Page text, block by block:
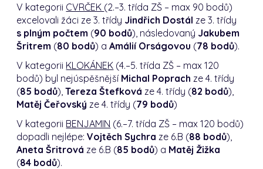
V kategorii CVRČEK (2.–3. třída ZŠ – max 90 bodů)
excelovali žáci ze 3. třídy Jindřich Dostál ze 3. třídy
s plným počtem (90 bodů), následovaný Jakubem
Šritrem (80 bodů) aAmálií Orságovou (78 bodů).
V kategorii KLOKÁNEK (4.–5. třída ZŠ – max 120
bodů) byl nejúspěšnější Michal Poprach ze 4. třídy
(85 bodů),Tereza Štefková ze 4. třídy (82 bodů),
Matěj Čeřovský ze 4. třídy (79 bodů)
V kategorii BENJAMIN (6.–7. třída ZŠ – max 120 bodů)
dopadli nejlépe:Vojtěch Sychra ze 6.B (88 bodů),
Aneta Šritrová ze 6.B (85 bodů) a Matěj Žižka
(84 bodů).